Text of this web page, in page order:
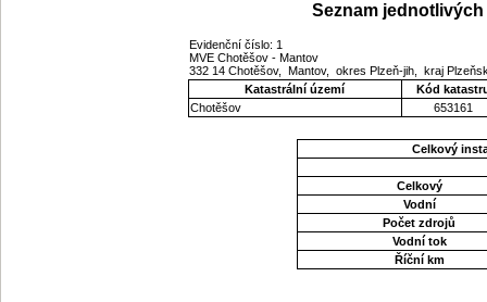
Seznam
Evidenční číslo: 1
MVE Chotěšov - Mantov
332 14 Chotěšov, Mantov, okres Plzeň-jih, kraj
Katastrální území
Kód
Chotěšov
653161
Celkový
Celkový
Vodní
Počet zdrojů
Vodní tok
Říční km